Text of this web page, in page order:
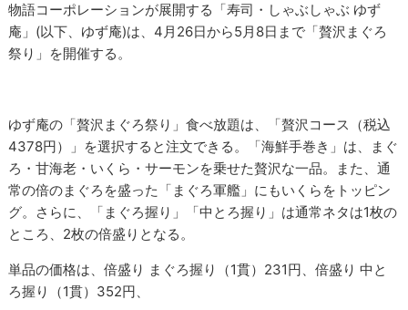
物語コーポレーションが展開する「寿司・しゃぶしゃぶ ゆず
庵」(以下、ゆず庵)は、4月26日から5月8日まで「贅沢まぐろ
祭り」を開催する。
ゆず庵の「贅沢まぐろ祭り」食べ放題は、「贅沢コース（税込
4378円）」を選択すると注文できる。「海鮮手巻き」は、まぐ
ろ・甘海老・いくら・サーモンを乗せた贅沢な一品。また、通
常の倍のまぐろを盛った「まぐろ軍艦」にもいくらをトッピン
グ。さらに、「まぐろ握り」「中とろ握り」は通常ネタは1枚の
ところ、2枚の倍盛りとなる。
単品の価格は、倍盛り まぐろ握り（1貫）231円、倍盛り 中と
ろ握り（1貫）352円、